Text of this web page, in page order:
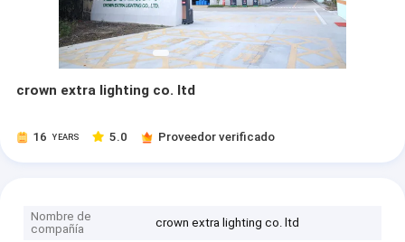
crown extra lighting co. ltd
16 YEARS 5.0 Proveedor verificado
Nombre de
compañía
crown extra lighting co. ltd